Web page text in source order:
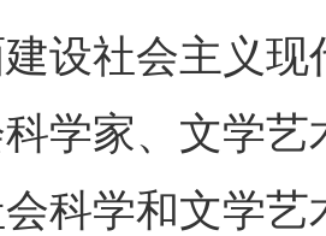
社会主义现
学家、文学
科学和文学